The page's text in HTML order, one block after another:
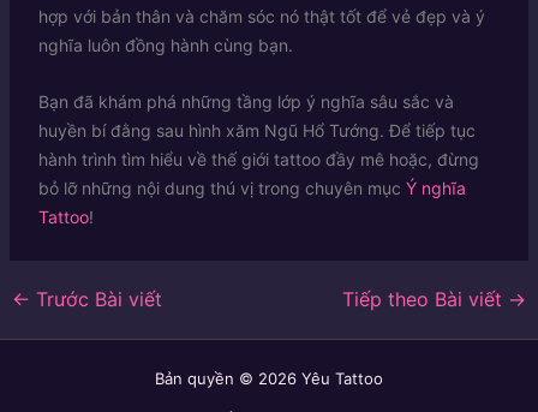
hợp với bản thân và chăm sóc nó thật tốt để vẻ đẹp và ý
nghĩa luôn đồng hành cùng bạn.
Bạn đã khám phá những tầng lớp ý nghĩa sâu sắc và
huyền bí đằng sau hình xăm Ngũ Hổ Tướng. Để tiếp tục
hành trình tìm hiểu về thế giới tattoo đầy mê hoặc, đừng
bỏ lỡ những nội dung thú vị trong chuyên mục Ý nghĩa
Tattoo!
← Trước Bài viết Tiếp theo Bài viết →
Bản quyền © 2026 Yêu Tattoo